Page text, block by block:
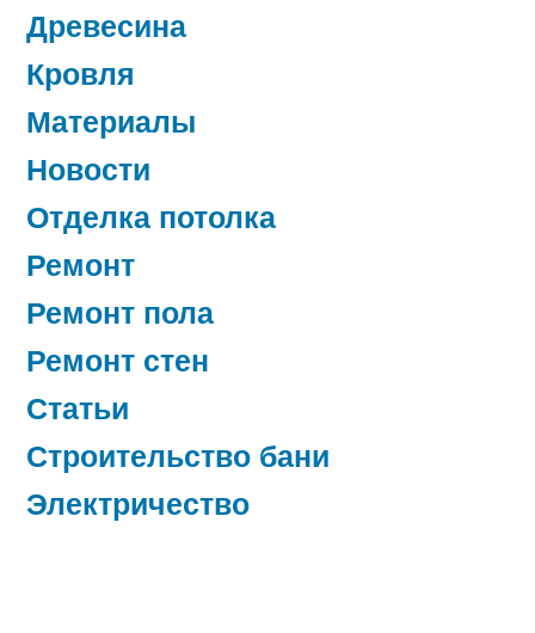
Древесина
Кровля
Материалы
Новости
Отделка потолка
Ремонт
Ремонт пола
Ремонт стен
Статьи
Строительство бани
Электричество